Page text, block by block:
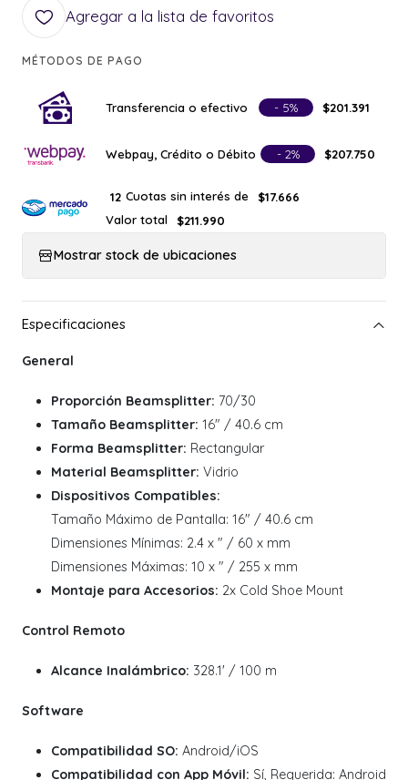
Agregar a la lista de favoritos
MÉTODOS DE PAGO
Transferencia o efectivo - 5% $201.391
Webpay, Crédito o Débito - 2% $207.750
12 Cuotas sin interés de
$17.666
Valor total
$211.990
Mostrar stock de ubicaciones
General
Proporción Beamsplitter: 70/30
Tamaño Beamsplitter: 16" / 40.6 cm
Forma Beamsplitter: Rectangular
Material Beamsplitter: Vidrio
Dispositivos Compatibles:
Tamaño Máximo de Pantalla: 16" / 40.6 cm
Dimensiones Mínimas: 2.4 x " / 60 x mm
Dimensiones Máximas: 10 x " / 255 x mm
Montaje para Accesorios: 2x Cold Shoe Mount
Control Remoto
Alcance Inalámbrico: 328.1' / 100 m
Software
Compatibilidad SO: Android/iOS
Compatibilidad con App Móvil: Sí, Requerida: Android